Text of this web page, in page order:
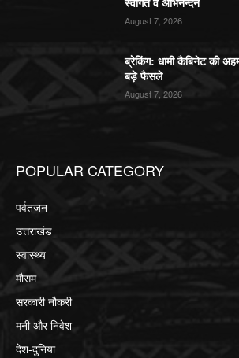
August 7, 2026
ब्रेकिंग: धामी कैबिनेट की
बड़े फैसले
August 7, 2026
POPULAR CATEGORY
पर्वतजन
उत्तराखंड
स्वास्थ्य
मौसम
सरकारी नौकरी
मनी और निवेश
देश-दुनिया